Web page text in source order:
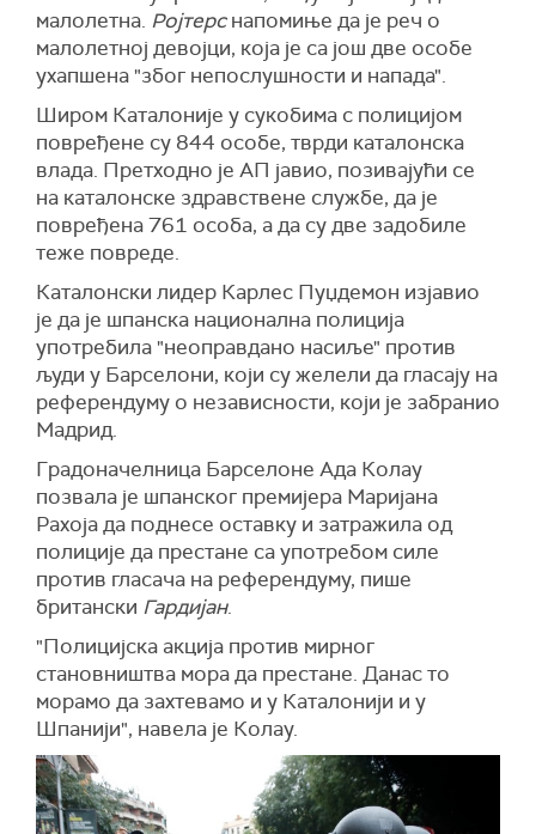
малолетна. Ројтерснапомиње да је реч о
малолетној девојци, која је са још две особе
ухапшена "због непослушности и напада".
Широм Каталоније у сукобима с полицијом
повређене су 844 особе, тврди каталонска
влада. Претходно је АП јавио, позивајући се
на каталонске здравствене службе, да је
повређена 761 особа, а да су две задобиле
теже повреде.
Каталонски лидер Карлес Пуџдемон изјавио
је да је шпанска национална полиција
употребила "неоправдано насиље" против
људи у Барселони, који су желели да гласају на
референдуму о независности, који је забранио
Мадрид.
Градоначелница Барселоне Ада Колау
позвала је шпанског премијера Маријана
Рахоја да поднесе оставку и затражила од
полиције да престане са употребом силе
против гласача на референдуму, пише
британски Гардијан.
"Полицијска акција против мирног
становништва мора да престане. Данас то
морамо да захтевамо и у Каталонији и у
Шпанији", навела је Колау.